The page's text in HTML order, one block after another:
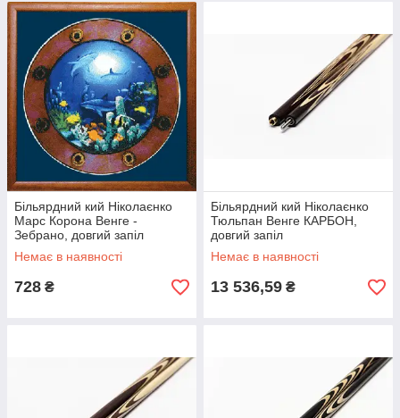
Більярдний кий Ніколаєнко
Марс Корона Венге -
Зебрано, довгий запіл
Немає в наявності
728 ₴
Більярдний кий Ніколаєнко
Тюльпан Венге КАРБОН,
довгий запіл
Немає в наявності
13 536,59 ₴